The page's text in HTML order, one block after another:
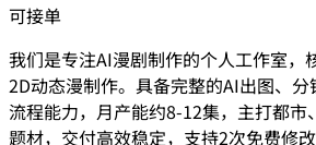
可接单
我们是专注AI漫剧制作的个人工作室，
2D动态漫制作。具备完整的AI出图、
流程能力，月产能约8-12集，主打都市
题材，交付高效稳定，支持2次免费修